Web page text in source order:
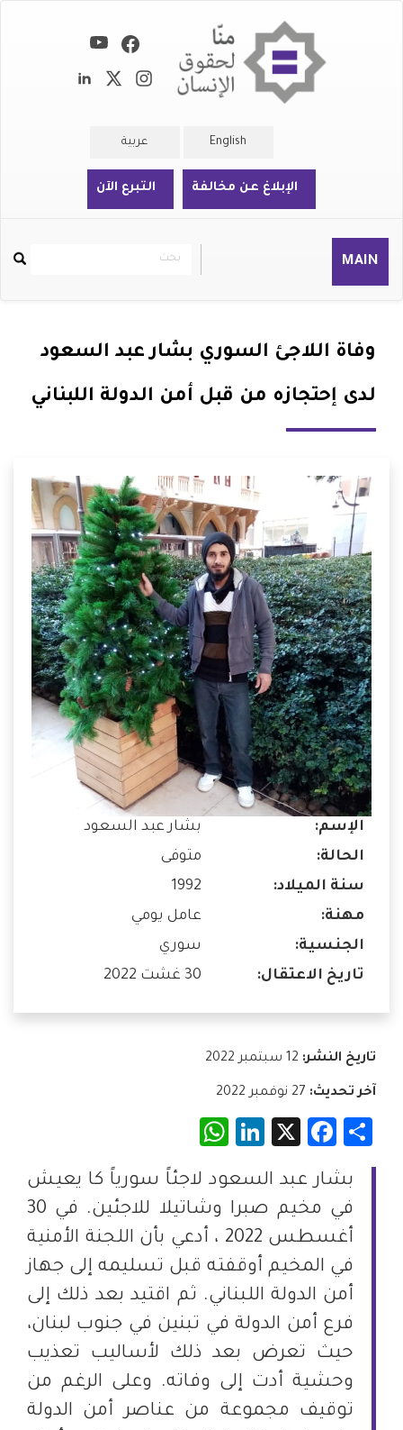
English عربية
الإبلاغ عن مخالفة التبرع الآن
MAIN
Rechercher
بحث
وفاة اللاجئ السوري بشار عبد السعود
لدى إحتجازه من قبل أمن الدولة اللبناني
الإسم:
بشار عبد السعود
الحالة:
متوفى
سنة الميلاد:
1992
مهنة:
عامل يومي
الجنسية:
سوري
تاريخ الاعتقال:
30 غشت 2022
تاريخ النشر:
آخر تحديث:
Share
Facebook
LinkedIn
بشار عبد السعود لاجئاً سورياً كا يعيش
في مخيم صبرا وشاتيلا للاجئين. في 30
أغسطس 2022 ، أدعي بأن اللجنة الأمنية
في المخيم أوقفته قبل تسليمه إلى جهاز
أمن الدولة اللبناني. ثم اقتيد بعد ذلك إلى
فرع أمن الدولة في تبنين في جنوب لبنان،
حيث تعرض بعد ذلك لأساليب تعذيب
وحشية أدت إلى وفاته. وعلى الرغم من
توقيف مجموعة من عناصر أمن الدولة